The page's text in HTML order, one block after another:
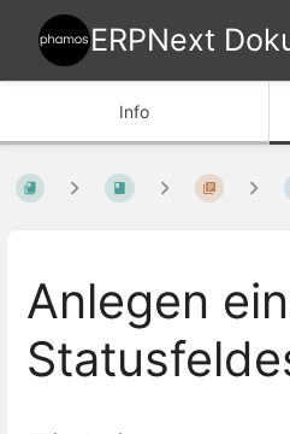
ERPNext
Info
Anlegen